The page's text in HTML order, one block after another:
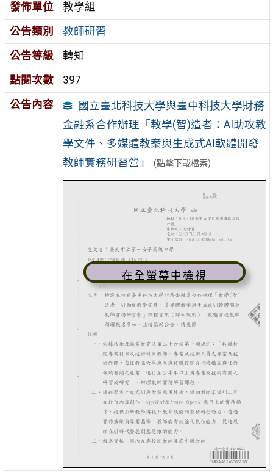
發佈單位
教學組
公告類別
教師研習
公告等級
轉知
點閱次數
397
公告內容
國立臺北科技大學與臺中科技大學財務
金融系合作辦理「教學(智)造者：AI助攻教
學文件、多媒體教案與生成式AI軟體開發
教師實務研習營」
(點擊下載檔案)
在全螢幕中檢視